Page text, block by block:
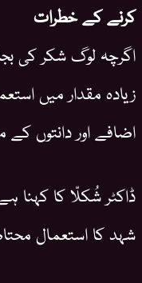
کرنے کے خطرات
اگرچہ لوگ شکر کی
زیادہ مقدار میں
اضافے اور دانتوں
ڈاکٹر شُکلّا کا
شہد کا استعمال